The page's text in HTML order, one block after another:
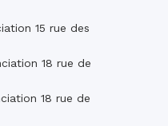
15 rue des
18 rue de
18 rue de